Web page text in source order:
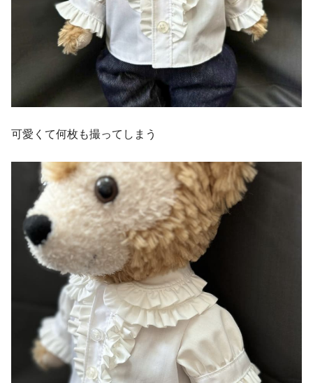
可愛くて何枚も撮ってしまう